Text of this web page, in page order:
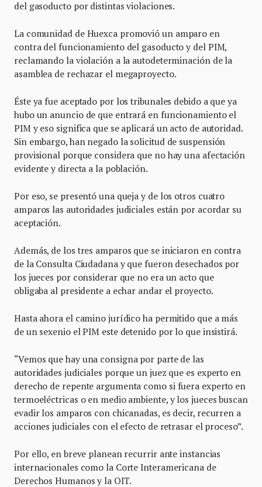
del gasoducto por distintas violaciones.
La comunidad de Huexca promovió un amparo en
contra del funcionamiento del gasoducto y del PIM,
reclamando la violación a la autodeterminación de la
asamblea de rechazar el megaproyecto.
Éste ya fue aceptado por los tribunales debido a que ya
hubo un anuncio de que entrará en funcionamiento el
PIM y eso significa que se aplicará un acto de autoridad.
Sin embargo, han negado la solicitud de suspensión
provisional porque considera que no hay una afectación
evidente y directa a la población.
Por eso, se presentó una queja y de los otros cuatro
amparos las autoridades judiciales están por acordar su
aceptación.
Además, de los tres amparos que se iniciaron en contra
de la Consulta Ciudadana y que fueron desechados por
los jueces por considerar que no era un acto que
obligaba al presidente a echar andar el proyecto.
Hasta ahora el camino jurídico ha permitido que a más
de un sexenio el PIM este detenido por lo que insistirá.
“Vemos que hay una consigna por parte de las
autoridades judiciales porque un juez que es experto en
derecho de repente argumenta como si fuera experto en
termoeléctricas o en medio ambiente, y los jueces buscan
evadir los amparos con chicanadas, es decir, recurren a
acciones judiciales con el efecto de retrasar el proceso”.
Por ello, en breve planean recurrir ante instancias
internacionales como la Corte Interamericana de
Derechos Humanos y la OIT.